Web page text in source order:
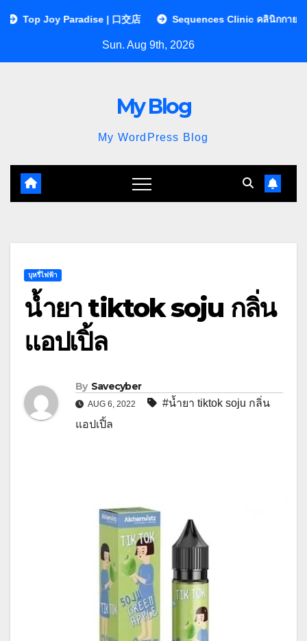
| 口交店 Sequences Clinic คลินิกกายภาพบำบัด | หมอน
Sun. Aug 9th, 2026
My Blog
My WordPress Blog
บุหรี่ไฟฟ้า
น้ำยา tiktok soju กลิ่น
แอปเปิ้ล
By Savecyber
AUG 6, 2022
#น้ำยา tiktok soju กลิ่น
แอปเปิ้ล